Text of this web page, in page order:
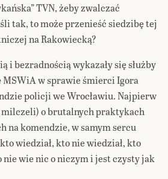
TVN, żeby zwalczać
tak, to może przenieść siedzibę tej
na Rakowiecką?
i bezradnością wykazały się służby
w sprawie śmierci Igora
policji we Wrocławiu. Najpierw
o brutalnych praktykach
na komendzie, w samym sercu
wiedział, kto nie wiedział, kto
nie wie nic o niczym i jest czysty jak